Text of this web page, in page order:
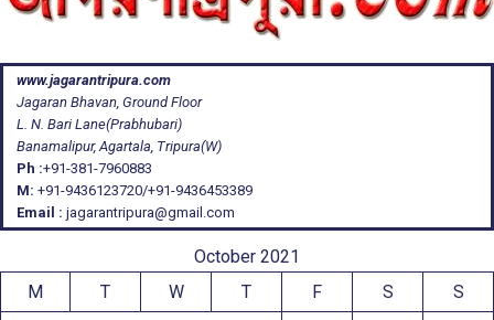
www.jagarantripura.com
Jagaran Bhavan, Ground Floor
L. N. Bari Lane(Prabhubari)
Banamalipur, Agartala, Tripura(W)
Ph :+91-381-7960883
M: +91-9436123720/+91-9436453389
Email : jagarantripura@gmail.com
October 2021
M
T W T F S
S